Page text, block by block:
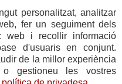
personalitzat, analitzar
fer un seguiment dels
web i recollir informació
d'usuaris en conjunt.
de la millor experiència
gestioneu les vostres